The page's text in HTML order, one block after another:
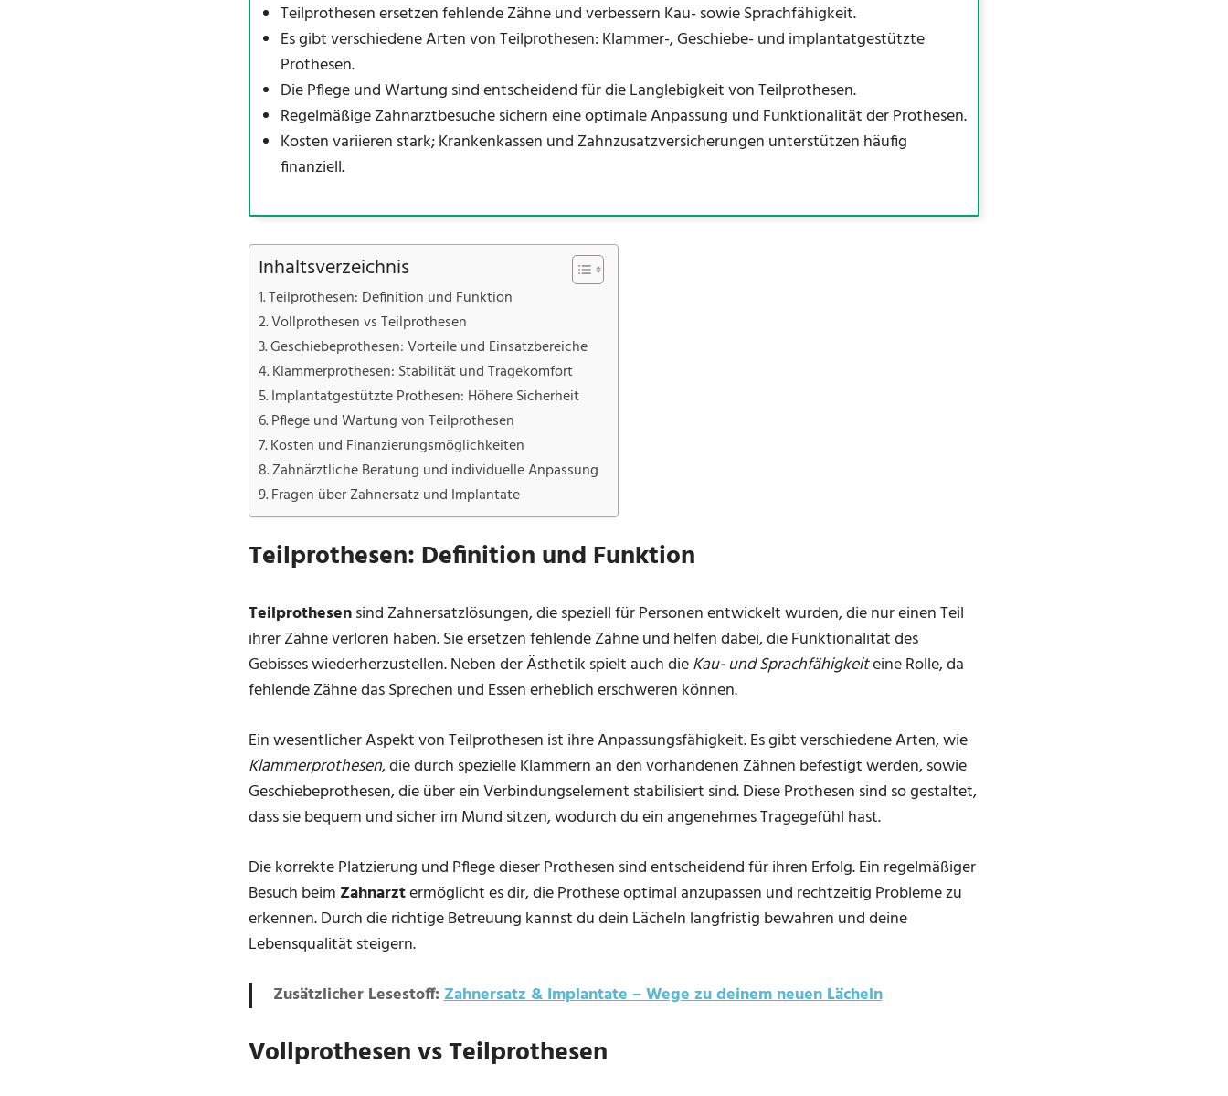
Teilprothesen ersetzen fehlende Zähne und verbessern Kau- sowie Sprachfähigkeit.
Es gibt verschiedene Arten von Teilprothesen: Klammer-, Geschiebe- und implantatgestützte
Prothesen.
Die Pflege und Wartung sind entscheidend für die Langlebigkeit von Teilprothesen.
Regelmäßige Zahnarztbesuche sichern eine optimale Anpassung und Funktionalität der Prothesen.
Kosten variieren stark; Krankenkassen und Zahnzusatzversicherungen unterstützen häufig
finanziell.
Inhaltsverzeichnis
Teilprothesen: Definition und Funktion
Vollprothesen vs Teilprothesen
Geschiebeprothesen: Vorteile und Einsatzbereiche
Klammerprothesen: Stabilität und Tragekomfort
Implantatgestützte Prothesen: Höhere Sicherheit
Pflege und Wartung von Teilprothesen
Kosten und Finanzierungsmöglichkeiten
Zahnärztliche Beratung und individuelle Anpassung
Fragen über Zahnersatz und Implantate
Teilprothesen: Definition und Funktion
Teilprothesensind Zahnersatzlösungen, die speziell für Personen entwickelt wurden, die nur einen Teil
ihrer Zähne verloren haben. Sie ersetzen fehlende Zähne und helfen dabei, die Funktionalität des
Gebisses wiederherzustellen. Neben der Ästhetik spielt auch dieKau- und Sprachfähigkeiteine Rolle, da
fehlende Zähne das Sprechen und Essen erheblich erschweren können.
Ein wesentlicher Aspekt von Teilprothesen ist ihre Anpassungsfähigkeit. Es gibt verschiedene Arten, wie
Klammerprothesen, die durch spezielle Klammern an den vorhandenen Zähnen befestigt werden, sowie
Geschiebeprothesen, die über ein Verbindungselement stabilisiert sind. Diese Prothesen sind so gestaltet,
dass sie bequem und sicher im Mund sitzen, wodurch du ein angenehmes Tragegefühl hast.
Die korrekte Platzierung und Pflege dieser Prothesen sind entscheidend für ihren Erfolg. Ein regelmäßiger
Besuch beim Zahnarztermöglicht es dir, die Prothese optimal anzupassen und rechtzeitig Probleme zu
erkennen. Durch die richtige Betreuung kannst du dein Lächeln langfristig bewahren und deine
Lebensqualität steigern.
Zusätzlicher Lesestoff:Zahnersatz & Implantate – Wege zu deinem neuen Lächeln
Vollprothesen vs Teilprothesen